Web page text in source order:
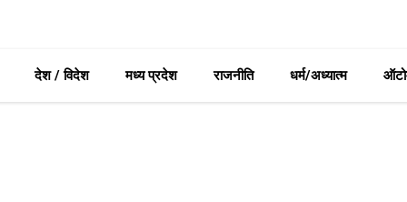
देश / विदेश मध्य प्रदेश राजनीति धर्म/अध्यात्म